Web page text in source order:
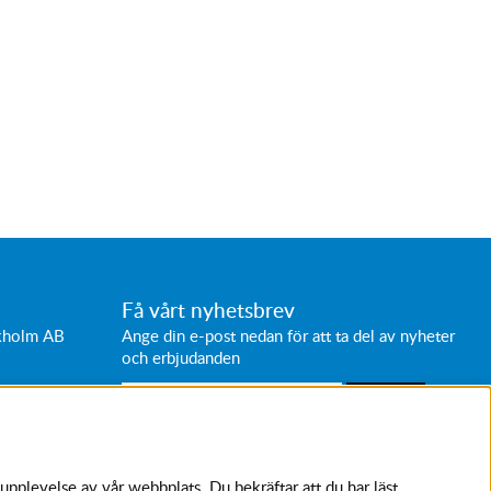
AB
Få vårt nyhetsbrev
Ange din e-post nedan för att ta del av nyheter
och erbjudanden
av vår webbplats. Du bekräftar att du har läst